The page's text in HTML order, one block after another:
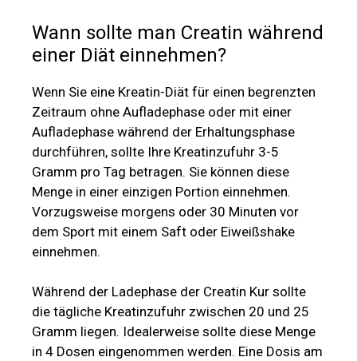
Wann sollte man Creatin während
einer Diät einnehmen?
Wenn Sie eine Kreatin-Diät für einen begrenzten
Zeitraum ohne Aufladephase oder mit einer
Aufladephase während der Erhaltungsphase
durchführen, sollte Ihre Kreatinzufuhr 3-5
Gramm pro Tag betragen. Sie können diese
Menge in einer einzigen Portion einnehmen.
Vorzugsweise morgens oder 30 Minuten vor
dem Sport mit einem Saft oder Eiweißshake
einnehmen.
Während der Ladephase der Creatin Kur sollte
die tägliche Kreatinzufuhr zwischen 20 und 25
Gramm liegen. Idealerweise sollte diese Menge
in 4 Dosen eingenommen werden. Eine Dosis am